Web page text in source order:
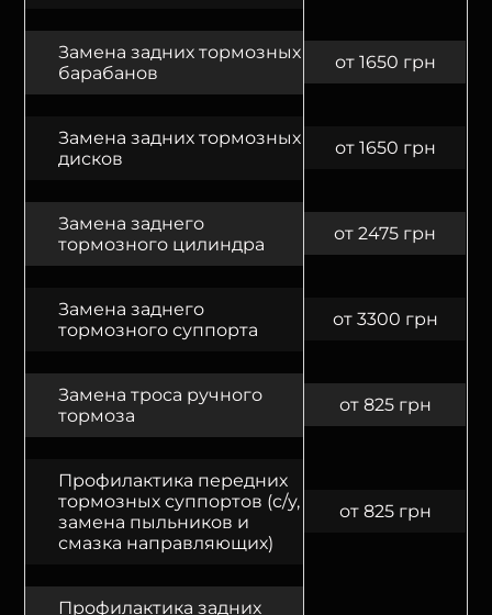
Замена задних тормозных
барабанов
от 1650 грн
Замена задних тормозных
дисков
от 1650 грн
Замена заднего
тормозного цилиндра
от 2475 грн
Замена заднего
тормозного суппорта
от 3300 грн
Замена троса ручного
тормоза
от 825 грн
Профилактика передних
тормозных суппортов (с/у,
замена пыльников и
смазка направляющих)
от 825 грн
Профилактика задних